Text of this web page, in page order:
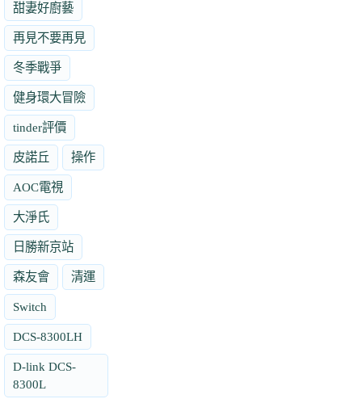
甜妻好廚藝
再見不要再見
冬季戰爭
健身環大冒險
tinder評價
皮諾丘 操作
AOC電視
大淨氏
日勝新京站
森友會 清運
Switch
DCS-8300LH
D-link DCS-
8300L